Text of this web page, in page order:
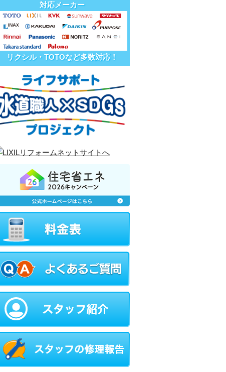
対応メーカー
リクシル・TOTOなど多数対応！